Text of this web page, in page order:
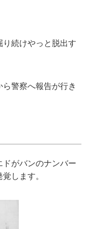
り続けやっと脱出す
警察へ報告が行き
ドがバンのナンバー
します。